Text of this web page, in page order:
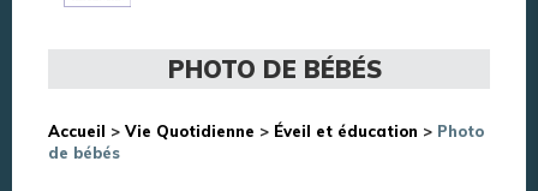
PHOTO DE BÉBÉS
Accueil > Vie Quotidienne > Éveil et éducation > Photo
de bébés